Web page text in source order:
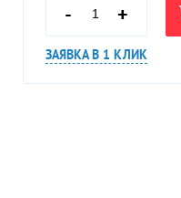
- +
ЗАЯВКА В 1 КЛИК